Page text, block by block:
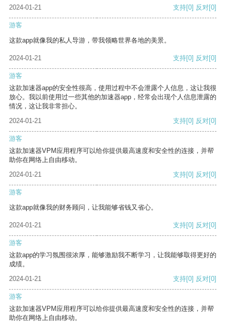
2024-01-21
支持[0] 反对[0]
游客
这款app就像我的私人导游，带我领略世界各地的美景。
2024-01-21 支持[0] 反对[0]
游客
这款加速器app的安全性很高，使用过程中不会泄露个人信息，这让我很
放心。我以前使用过一些其他的加速器app，经常会出现个人信息泄露的
情况，这让我非常担心。
2024-01-21
支持[0] 反对[0]
游客
这款加速器VPM应用程序可以给你提供最高速度和安全性的连接，并帮
助你在网络上自由移动。
2024-01-21
支持[0] 反对[0]
游客
这款app就像我的财务顾问，让我能够省钱又省心。
2024-01-21 支持[0] 反对[0]
游客
这款app的学习氛围很浓厚，能够激励我不断学习，让我能够取得更好的
成绩。
2024-01-21
支持[0] 反对[0]
游客
这款加速器VPM应用程序可以给你提供最高速度和安全性的连接，并帮
助你在网络上自由移动。